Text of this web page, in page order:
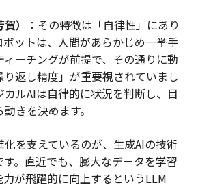
）
：その特徴は「自律性」にあり
ボットは、人間があらかじめ一挙手
ーチングが前提で、その通りに動
り返し精度」が重要視されていまし
ルAIは自律的に状況を判断し、目
きを決めます。
化を支えているのが、生成AIの技術
。直近でも、膨大なデータを学習
が飛躍的に向上するというLLM